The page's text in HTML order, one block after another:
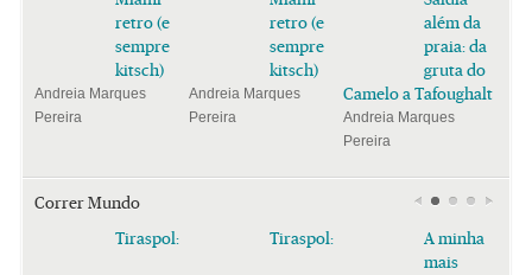
retro (e
sempre
kitsch)
Andreia Marques
Pereira
retro (e
sempre
kitsch)
Andreia Marques
Pereira
além da
praia: da
gruta do
Camelo a Tafoughalt
Andreia Marques
Pereira
Correr Mundo
Tiraspol:
Tiraspol:
A minha
mais